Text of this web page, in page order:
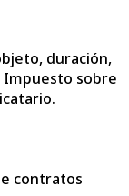
duración,
Impuesto sobre
contratos